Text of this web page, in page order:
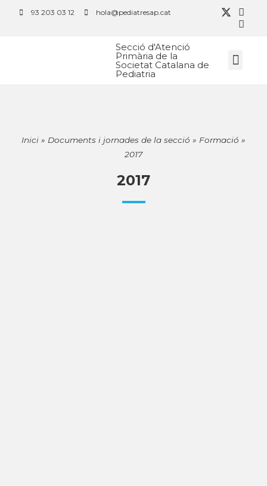
93 203 03 12 hola@pediatresap.cat
Secció d'Atenció
Primària de la
Societat Catalana de
Pediatria
Inici » Documents i jornades de la secció » Formació »
2017
2017